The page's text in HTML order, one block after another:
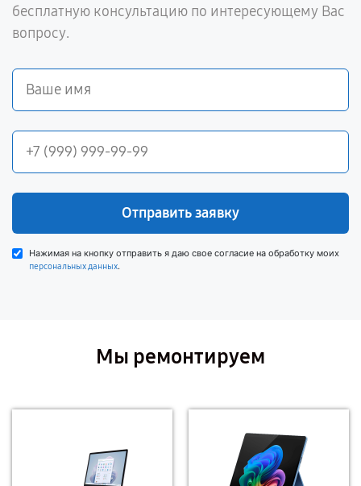
бесплатную консультацию по интересующему Вас
вопросу.
Отправить заявку
Нажимая на кнопку отправить я даю свое согласие на обработку моих
персональных данных.
Мы ремонтируем